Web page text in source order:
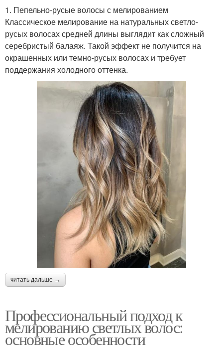
1. Пепельно-русые волосы с мелированием
Классическое мелирование на натуральных светло-
русых волосах средней длины выглядит как сложный
серебристый балаяж. Такой эффект не получится на
окрашенных или темно-русых волосах и требует
поддержания холодного оттенка.
читать дальше →
Профессиональный подход к
мелированию светлых волос:
основные особенности